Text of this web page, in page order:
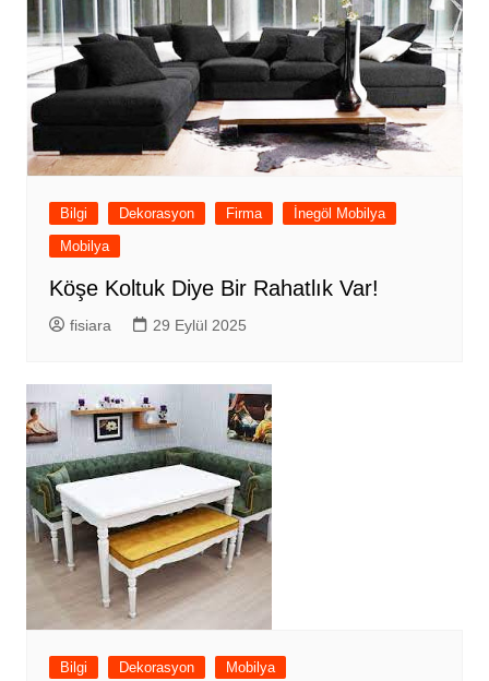
Bilgi Dekorasyon Firma
İnegöl Mobilya
Mobilya
Köşe Koltuk Diye Bir Rahatlık Var!
fisiara 29 Eylül 2025
Bilgi Dekorasyon Mobilya